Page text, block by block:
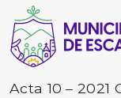
Acta 10 – 2021